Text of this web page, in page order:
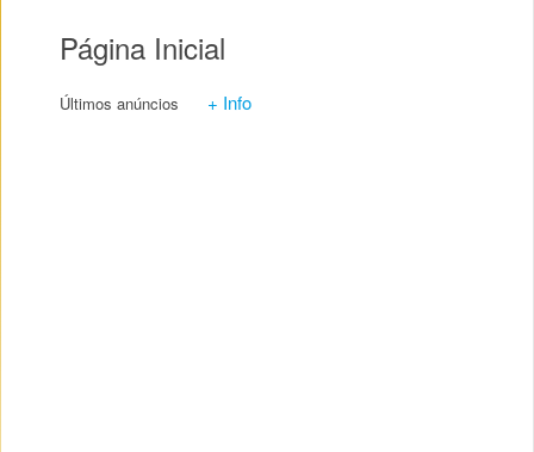
Página Inicial
Últimos anúncios + Info